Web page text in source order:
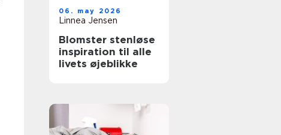
06. may 2026
Linnea Jensen
Blomster stenløse
inspiration til alle
livets øjeblikke